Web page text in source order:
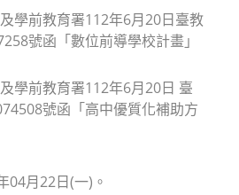
學前教育署112年6月20日臺教
號函「數位前導學校計畫」
學前教育署112年6月20日 臺
號函「高中優質化補助方
04月22日(一)。